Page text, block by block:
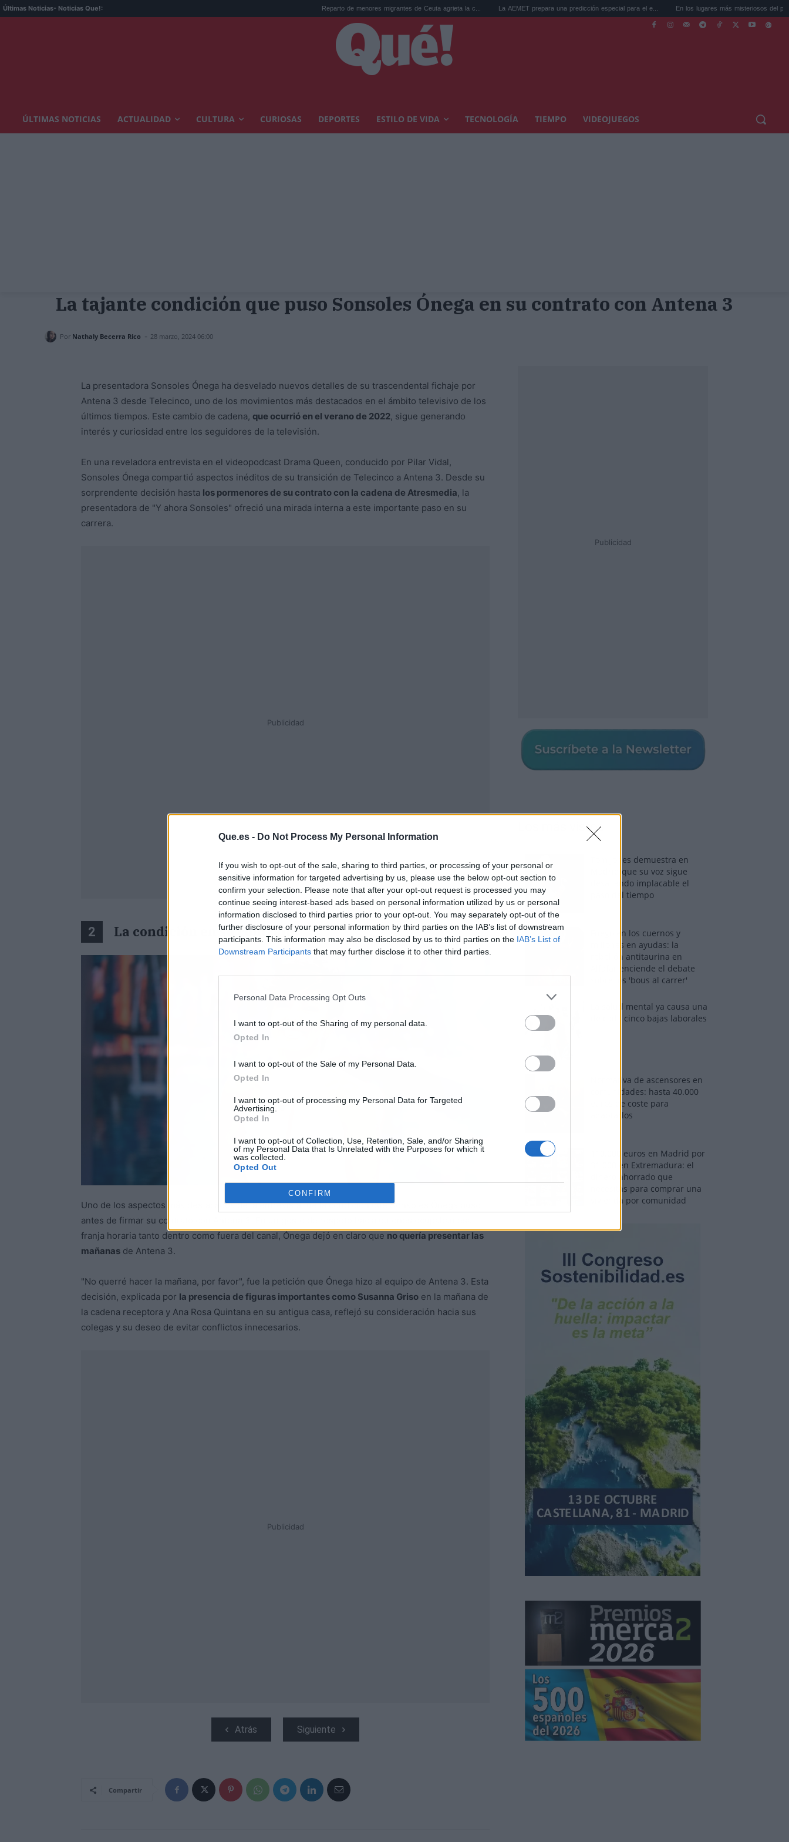
Que.es - Do Not Process My Personal Information
If you wish to opt-out of the sale, sharing to third parties, or processing of your personal or
sensitive information for targeted advertising by us, please use the below opt-out section to
confirm your selection. Please note that after your opt-out request is processed you may
continue seeing interest-based ads based on personal information utilized by us or personal
information disclosed to third parties prior to your opt-out. You may separately opt-out of the
further disclosure of your personal information by third parties on the IAB’s list of downstream
participants. This information may also be disclosed by us to third parties on the IAB’s List of
Downstream Participants that may further disclose it to other third parties.
Personal Data Processing Opt Outs
I want to opt-out of the Sharing of my personal data.
Opted In
I want to opt-out of the Sale of my Personal Data.
Opted In
I want to opt-out of processing my Personal Data for Targeted
Advertising.
Opted In
I want to opt-out of Collection, Use, Retention, Sale, and/or Sharing
of my Personal Data that Is Unrelated with the Purposes for which it
was collected.
Opted Out
CONFIRM
Últimas Noticias- Noticias Que!: Reparto de menores migrantes de Ceuta agrieta la c... La AEMET prepara una predicción especial para el e... En los lugares más misteriosos del planeta:
ÚLTIMAS NOTICIAS ACTUALIDAD CULTURA CURIOSAS DEPORTES ESTILO DE VIDA TECNOLOGÍA TIEMPO VIDEOJUEGOS
La tajante condición que puso Sonsoles Ónega en su contrato con Antena 3
Por Nathaly Becerra Rico - 28 marzo, 2024 06:00
La presentadora Sonsoles Ónega ha desvelado nuevos detalles de su trascendental fichaje por
Antena 3 desde Telecinco, uno de los movimientos más destacados en el ámbito televisivo de los
últimos tiempos. Este cambio de cadena, que ocurrió en el verano de 2022, sigue generando
interés y curiosidad entre los seguidores de la televisión.
En una reveladora entrevista en el videopodcast Drama Queen, conducido por Pilar Vidal,
Sonsoles Ónega compartió aspectos inéditos de su transición de Telecinco a Antena 3. Desde su
sorprendente decisión hasta los pormenores de su contrato con la cadena de Atresmedia, la
presentadora de "Y ahora Sonsoles" ofreció una mirada interna a este importante paso en su
carrera.
Publicidad
2 La condición en su contrato
Uno de los aspectos más destacados de la entrevista fue la condición que Sonsoles Ónega puso
antes de firmar su contrato con Antena 3. En un gesto de respeto hacia quienes ocupaban esa
franja horaria tanto dentro como fuera del canal, Ónega dejó en claro que no quería presentar las
mañanas de Antena 3.
"No querré hacer la mañana, por favor", fue la petición que Ónega hizo al equipo de Antena 3. Esta
decisión, explicada por la presencia de figuras importantes como Susanna Griso en la mañana de
la cadena receptora y Ana Rosa Quintana en su antigua casa, reflejó su consideración hacia sus
colegas y su deseo de evitar conflictos innecesarios.
Publicidad
Atrás Siguiente
Compartir
Publicidad
Los más vistos
Tom Jones demuestra en
Madrid que su voz sigue
desafiando implacable el
paso del tiempo
Fuego en los cuernos y
millones en ayudas: la
rebelión antitaurina en
Alfafar enciende el debate
sobre los 'bous al carrer'
La salud mental ya causa una
de cada cinco bajas laborales
Normativa de ascensores en
comunidades: hasta 40.000
euros de coste para
adaptarlos
110.000 euros en Madrid por
31.000 en Extremadura: el
dinero ahorrado que
necesitas para comprar una
vivienda por comunidad